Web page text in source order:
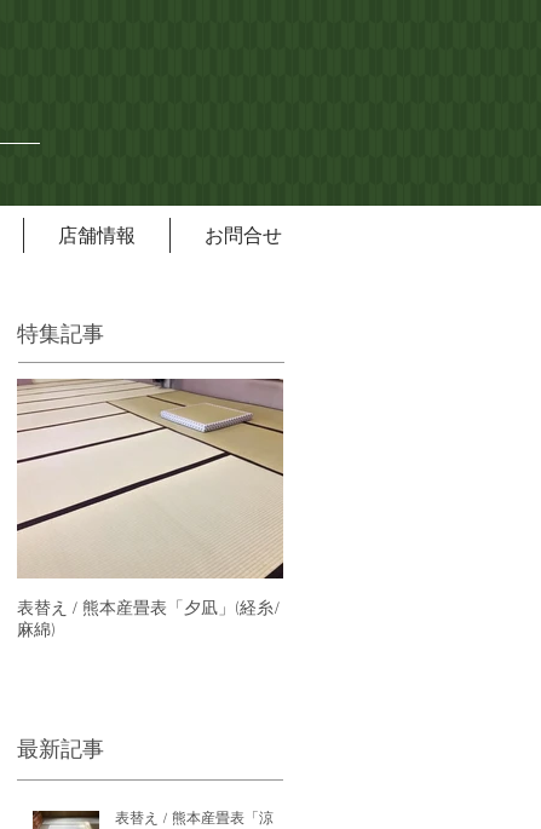
店舗情報 お問合せ
特集記事
表替え / 熊本産畳表「夕凪」(経糸/
麻綿)
最新記事
表替え / 熊本産畳表「涼